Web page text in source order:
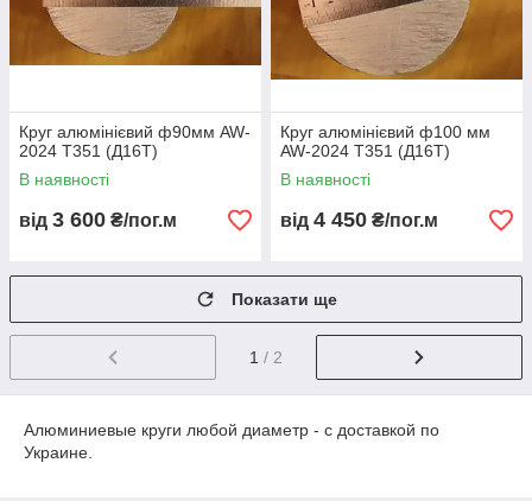
Круг алюмінієвий ф90мм AW-
2024 Т351 (Д16Т)
В наявності
від 3 600 ₴/пог.м
Круг алюмінієвий ф100 мм
AW-2024 Т351 (Д16Т)
В наявності
від 4 450 ₴/пог.м
Показати ще
1 / 2
Алюминиевые круги любой диаметр - с доставкой по
Украине.